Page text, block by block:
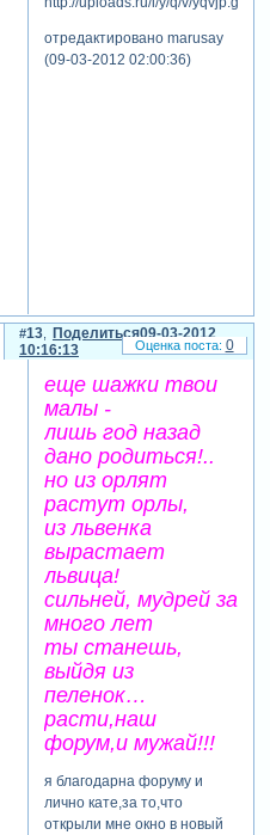
отредактировано marusay
(09-03-2012 02:00:36)
Поделиться
13
09-03-2012
10:16:13
еще шажки твои
малы -
лишь год назад
дано родиться!..
но из орлят
растут орлы,
из львенка
вырастает
львица!
сильней, мудрей за
много лет
ты станешь,
выйдя из
пеленок…
расти,наш
форум,и мужай!!!
я благодарна форуму и
лично кате,за то,что
открыли мне окно в новый
0